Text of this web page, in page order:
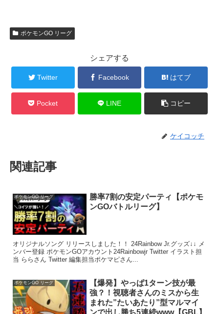
ポケモンGO リーグ
シェアする
Twitter Facebook はてブ
Pocket LINE コピー
ケイコッチ
関連記事
ポケモンGO リーグ
勝率7割の安定パーティ【ポケモ
ンGOバトルリーグ】
オリジナルソング リリースしました！！ 24Rainbow Jr.グッズ↓↓ メ
ンバー登録 ポケモンGOアカウント24Rainbowjr Twitter イラスト担
当 ららさん Twitter 編集担当ポケマピさん...
ポケモンGO リーグ
【爆発】やっぱ1ターン技が最
強？！視聴者さんのミスから生
まれた”たいあたり”型マルマイ
ンで出し勝ち5連続www【GBL】